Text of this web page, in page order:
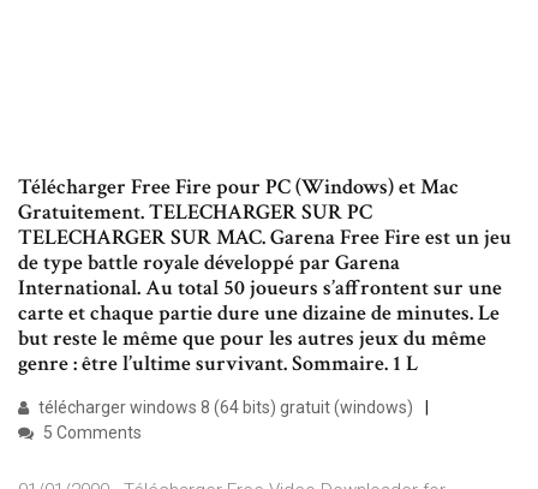
Télécharger Free Fire pour PC (Windows) et Mac
Gratuitement. TELECHARGER SUR PC
TELECHARGER SUR MAC. Garena Free Fire est un jeu
de type battle royale développé par Garena
International. Au total 50 joueurs s’affrontent sur une
carte et chaque partie dure une dizaine de minutes. Le
but reste le même que pour les autres jeux du même
genre : être l’ultime survivant. Sommaire. 1 L
télécharger windows 8 (64 bits) gratuit (windows)
5 Comments